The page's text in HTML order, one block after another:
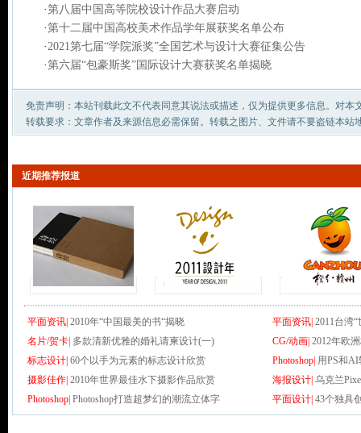
·第八届中国高等院校设计作品大赛启动
·第十二届中国高校美术作品学年展获奖名单公布
·2021第七届“学院派奖”全国艺术与设计大赛征集公告
·第六届“包豪斯奖”国际设计大赛获奖名单揭晓
免责声明：本站刊载此文不代表同意其说法或描述，仅为提供更多信息。对本
转载要求：文章作者及来源信息必需保留。转载之图片、文件请不要盗链本站
近期推荐报道
平面资讯| 2010年“中国最美的书“揭晓 平面资讯| 2011台湾
名片/贺卡| 多款清新优雅的婚礼请柬设计(一) CG/动画| 2012年欧
标志设计| 60个以手为元素的标志设计欣赏 Photoshop| 用PS和
摄影佳作| 2010年世界最佳水下摄影作品欣赏 海报设计| 乌克兰
Photoshop| Photoshop打造超梦幻的潮流立体字 平面设计| 43个独具